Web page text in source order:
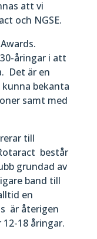
att vi
och NGSE.
åringar i att
Det är en
bekanta
samt med
till
består
grundad av
band till
en
är återigen
18 åringar.